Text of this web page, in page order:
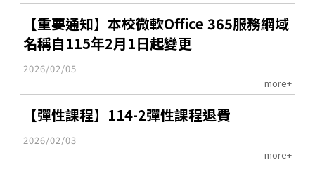
【重要通知】本校微軟Office 365服務網域
名稱自115年2月1日起變更
2026/02/05
more+
【彈性課程】114-2彈性課程退費
2026/02/03
more+